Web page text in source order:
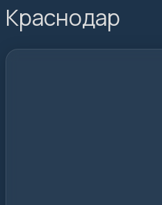
Краснодар